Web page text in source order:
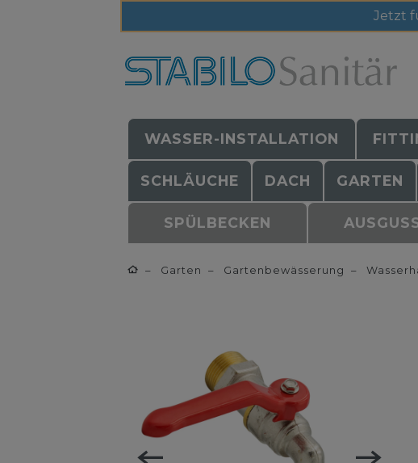
Jetzt
WASSER-INSTALLATION
SCHLÄUCHE DACH GARTEN
SPÜLBECKEN
Garten Gartenbewässerung